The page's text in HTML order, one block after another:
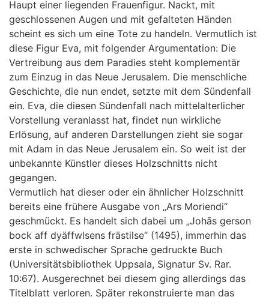
Haupt einer liegenden Frauenfigur. Nackt, mit
geschlossenen Augen und mit gefalteten Händen
scheint es sich um eine Tote zu handeln. Vermutlich ist
diese Figur Eva, mit folgender Argumentation: Die
Vertreibung aus dem Paradies steht komplementär
zum Einzug in das Neue Jerusalem. Die menschliche
Geschichte, die nun endet, setzte mit dem Sündenfall
ein. Eva, die diesen Sündenfall nach mittelalterlicher
Vorstellung veranlasst hat, findet nun wirkliche
Erlösung, auf anderen Darstellungen zieht sie sogar
mit Adam in das Neue Jerusalem ein. So weit ist der
unbekannte Künstler dieses Holzschnitts nicht
gegangen.
Vermutlich hat dieser oder ein ähnlicher Holzschnitt
bereits eine frühere Ausgabe von „Ars Moriendi“
geschmückt. Es handelt sich dabei um „Johās gerson
bock aff dyäffwlsens frästilse“ (1495), immerhin das
erste in schwedischer Sprache gedruckte Buch
(Universitätsbibliothek Uppsala, Signatur Sv. Rar.
10:67). Ausgerechnet bei diesem ging allerdings das
Titelblatt verloren. Später rekonstruierte man das